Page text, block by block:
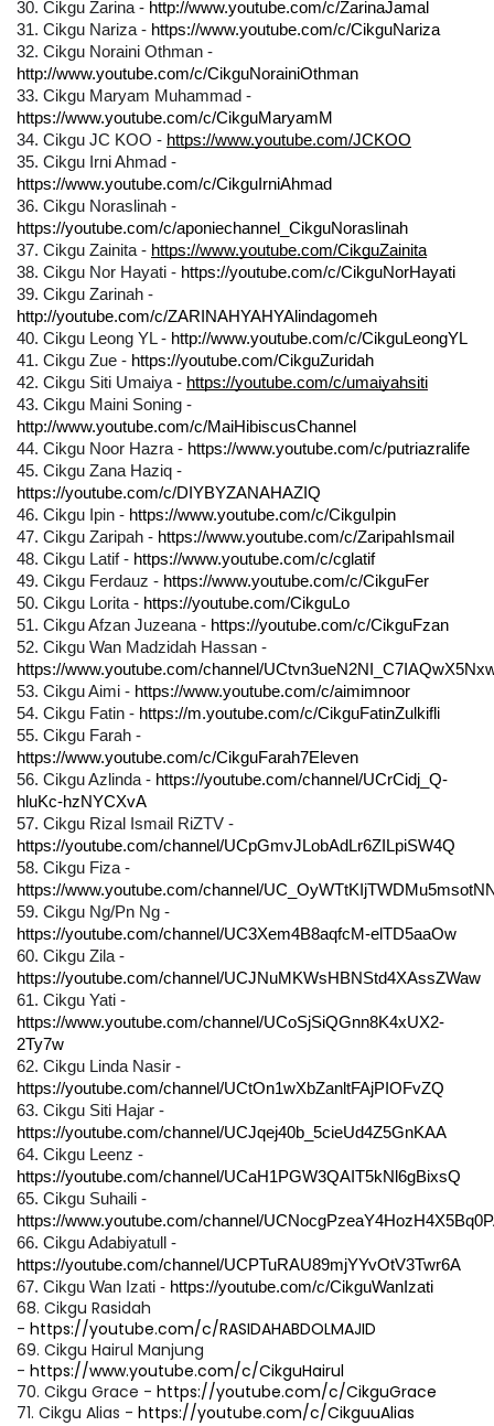
30. Cikgu Zarina - http://www.youtube.com/c/ZarinaJamal
31. Cikgu Nariza - https://www.youtube.com/c/CikguNariza
32.
http://www.youtube.com/c/CikguNorainiOthman
33.
https://www.youtube.com/c/CikguMaryamM
34. Cikgu JC KOO - https://www.youtube.com/JCKOO
35.
https://www.youtube.com/c/CikguIrniAhmad
36.
https://youtube.com/c/aponiechannel_CikguNoraslinah
37. Cikgu Zainita - https://www.youtube.com/CikguZainita
38. Cikgu Nor Hayati - https://youtube.com/c/CikguNorHayati
39.
http://youtube.com/c/ZARINAHYAHYAlindagomeh
40. Cikgu Leong YL - http://www.youtube.com/c/CikguLeongYL
41. Cikgu Zue - https://youtube.com/CikguZuridah
42. Cikgu Siti Umaiya - https://youtube.com/c/umaiyahsiti
43.
http://www.youtube.com/c/MaiHibiscusChannel
44. Cikgu Noor Hazra - https://www.youtube.com/c/putriazralife
45.
https://youtube.com/c/DIYBYZANAHAZIQ
46. Cikgu Ipin - https://www.youtube.com/c/CikguIpin
47. Cikgu Zaripah - https://www.youtube.com/c/ZaripahIsmail
48. Cikgu Latif - https://www.youtube.com/c/cglatif
49. Cikgu Ferdauz - https://www.youtube.com/c/CikguFer
50. Cikgu Lorita - https://youtube.com/CikguLo
51. Cikgu Afzan Juzeana - https://youtube.com/c/CikguFzan
https://www.youtube.com/channel/
53. Cikgu Aimi - https://www.youtube.com/c/aimimnoor
54. Cikgu Fatin - https://m.youtube.com/c/CikguFatinZulkifli
https://www.youtube.com/c/CikguFarah7Eleven
56. Cikgu Azlinda - https://youtube.com/channel/UCrCidj_Q-
hluKc-hzNYCXvA
https://youtube.com/channel/UCpGmvJLobAdLr6ZILpiSW4Q
https://www.youtube.com/channel/
https://youtube.com/channel/UC3Xem4B8aqfcM-elTD5aaOw
https://youtube.com/channel/UCJNuMKWsHBNStd4XAssZWaw
https://www.youtube.com/channel/UCoSjSiQGnn8K4xUX2-
2Ty7w
https://youtube.com/channel/UCtOn1wXbZanltFAjPIOFvZQ
https://youtube.com/channel/UCJqej40b_5cieUd4Z5GnKAA
https://youtube.com/channel/UCaH1PGW3QAIT5kNl6gBixsQ
https://www.youtube.com/channel/
https://youtube.com/channel/UCPTuRAU89mjYYvOtV3Twr6A
67. Cikgu Wan Izati - https://youtube.com/c/CikguWanIzati
68. Cikgu Rasidah
- https://youtube.com/c/RASIDAHABDOLMAJID
69. Cikgu Hairul Manjung
- https://www.youtube.com/c/CikguHairul
70. Cikgu Grace - https://youtube.com/c/CikguGrace
71. Cikgu Alias - https://youtube.com/c/CikguuAlias